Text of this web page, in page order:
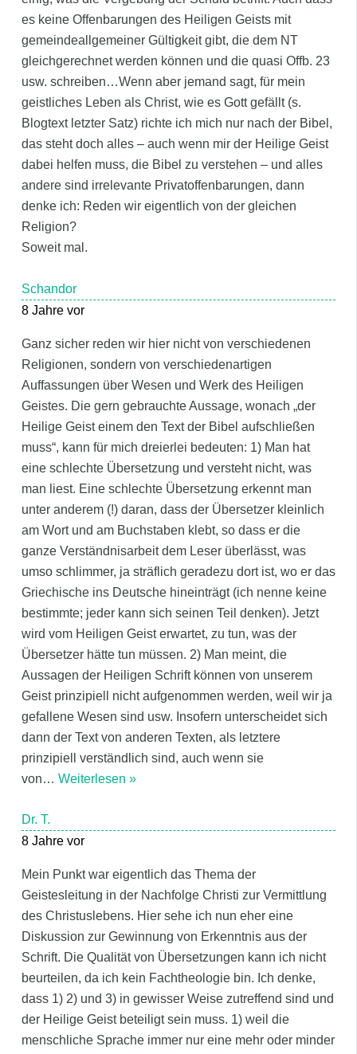
es keine Offenbarungen des Heiligen Geists mit
gemeindeallgemeiner Gültigkeit gibt, die dem NT
gleichgerechnet werden können und die quasi Offb. 23
usw. schreiben…Wenn aber jemand sagt, für mein
geistliches Leben als Christ, wie es Gott gefällt (s.
Blogtext letzter Satz) richte ich mich nur nach der Bibel,
das steht doch alles – auch wenn mir der Heilige Geist
dabei helfen muss, die Bibel zu verstehen – und alles
andere sind irrelevante Privatoffenbarungen, dann
denke ich: Reden wir eigentlich von der gleichen
Religion?
Soweit mal.
Schandor
8 Jahre vor
Ganz sicher reden wir hier nicht von verschiedenen
Religionen, sondern von verschiedenartigen
Auffassungen über Wesen und Werk des Heiligen
Geistes. Die gern gebrauchte Aussage, wonach „der
Heilige Geist einem den Text der Bibel aufschließen
muss“, kann für mich dreierlei bedeuten: 1) Man hat
eine schlechte Übersetzung und versteht nicht, was
man liest. Eine schlechte Übersetzung erkennt man
unter anderem (!) daran, dass der Übersetzer kleinlich
am Wort und am Buchstaben klebt, so dass er die
ganze Verständnisarbeit dem Leser überlässt, was
umso schlimmer, ja sträflich geradezu dort ist, wo er das
Griechische ins Deutsche hineinträgt (ich nenne keine
bestimmte; jeder kann sich seinen Teil denken). Jetzt
wird vom Heiligen Geist erwartet, zu tun, was der
Übersetzer hätte tun müssen. 2) Man meint, die
Aussagen der Heiligen Schrift können von unserem
Geist prinzipiell nicht aufgenommen werden, weil wir ja
gefallene Wesen sind usw. Insofern unterscheidet sich
dann der Text von anderen Texten, als letztere
prinzipiell verständlich sind, auch wenn sie
von… Weiterlesen »
Dr. T.
8 Jahre vor
Mein Punkt war eigentlich das Thema der
Geistesleitung in der Nachfolge Christi zur Vermittlung
des Christuslebens. Hier sehe ich nun eher eine
Diskussion zur Gewinnung von Erkenntnis aus der
Schrift. Die Qualität von Übersetzungen kann ich nicht
beurteilen, da ich kein Fachtheologie bin. Ich denke,
dass 1) 2) und 3) in gewisser Weise zutreffend sind und
der Heilige Geist beteiligt sein muss. 1) weil die
menschliche Sprache immer nur eine mehr oder minder